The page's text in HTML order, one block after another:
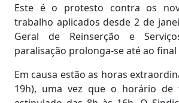
Este é o protesto contra os
trabalho aplicados desde 2 de
Geral de Reinserção e
paralisação prolonga-se até ao final
Em causa estão as horas
19h), uma vez que o horário de